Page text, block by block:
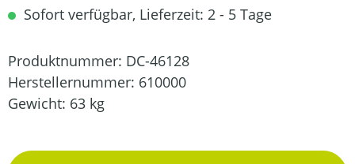
Sofort verfügbar, Lieferzeit: 2 - 5 Tage
Produktnummer: DC-46128
Herstellernummer: 610000
Gewicht: 63 kg